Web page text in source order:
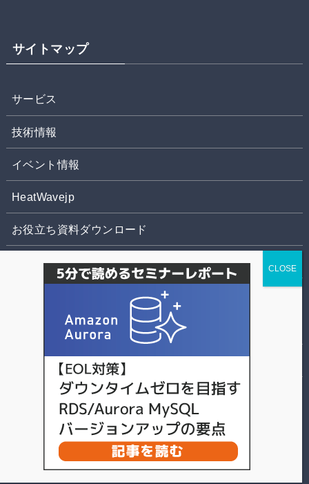
サイトマップ
サービス
技術情報
イベント情報
HeatWavejp
お役立ち資料ダウンロード
お問合せ
株式会社パソナデータ&デザイン
個人情報の取扱いについて
©スマートスタイル TECH BLOG.